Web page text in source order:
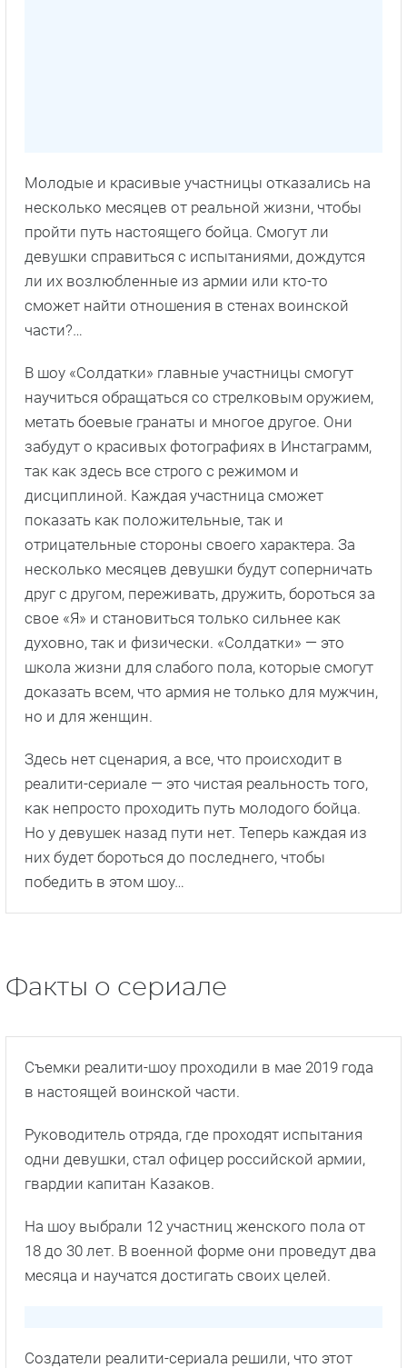
Молодые и красивые участницы отказались на
несколько месяцев от реальной жизни, чтобы
пройти путь настоящего бойца. Смогут ли
девушки справиться с испытаниями, дождутся
ли их возлюбленные из армии или кто-то
сможет найти отношения в стенах воинской
части?…
В шоу «Солдатки» главные участницы смогут
научиться обращаться со стрелковым оружием,
метать боевые гранаты и многое другое. Они
забудут о красивых фотографиях в Инстаграмм,
так как здесь все строго с режимом и
дисциплиной. Каждая участница сможет
показать как положительные, так и
отрицательные стороны своего характера. За
несколько месяцев девушки будут соперничать
друг с другом, переживать, дружить, бороться за
свое «Я» и становиться только сильнее как
духовно, так и физически. «Солдатки» — это
школа жизни для слабого пола, которые смогут
доказать всем, что армия не только для мужчин,
но и для женщин.
Здесь нет сценария, а все, что происходит в
реалити-сериале — это чистая реальность того,
как непросто проходить путь молодого бойца.
Но у девушек назад пути нет. Теперь каждая из
них будет бороться до последнего, чтобы
победить в этом шоу…
Факты о сериале
Съемки реалити-шоу проходили в мае 2019 года